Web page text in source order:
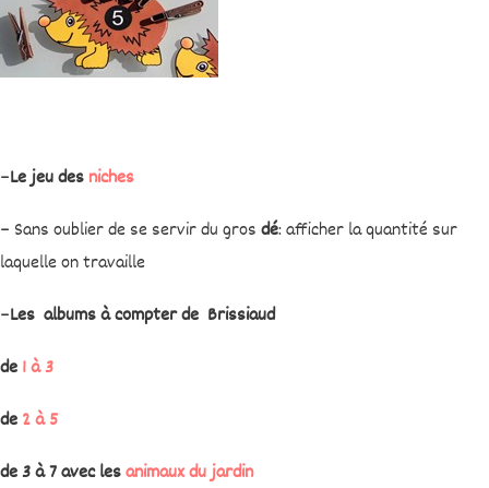
–Le jeu des niches
– Sans oublier de se servir du gros dé: afficher la quantité sur
laquelle on travaille
–Les albums à compter de Brissiaud
de 1 à 3
de 2 à 5
de 3 à 7 avec lesanimaux du jardin